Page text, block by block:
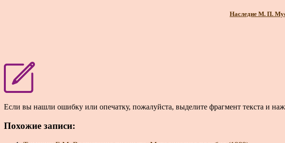
Наследие М. П.
Если вы нашли ошибку или опечатку, пожалуйста, выделите фрагмент текста и
Похожие записи: